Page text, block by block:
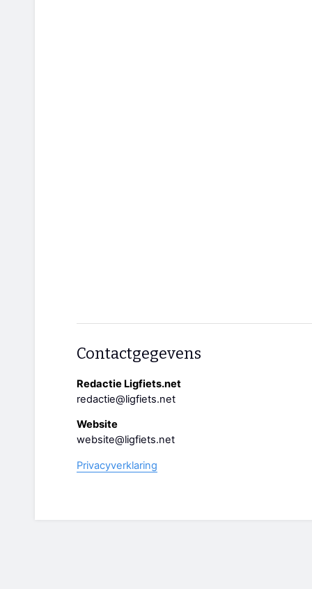
Contactgegevens
Redactie Ligfiets.net
redactie@ligfiets.net
Website
website@ligfiets.net
Privacyverklaring